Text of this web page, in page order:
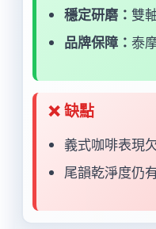
穩定研磨： 雙
品牌保障： 泰
❌ 缺點
義式咖啡表現
尾韻乾淨度仍